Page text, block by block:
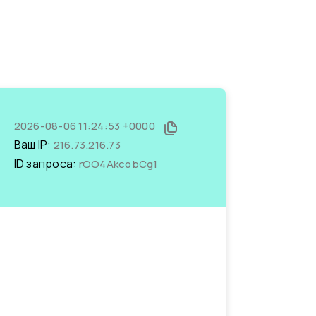
2026-08-06 11:24:53 +0000
Ваш IP: 216.73.216.73
ID запроса: rOO4AkcobCg1